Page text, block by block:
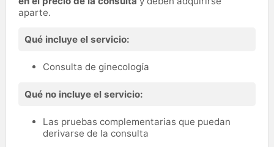
aparte.
Qué incluye el servicio:
Consulta de ginecología
Qué no incluye el servicio:
Las pruebas complementarias que puedan
derivarse de la consulta